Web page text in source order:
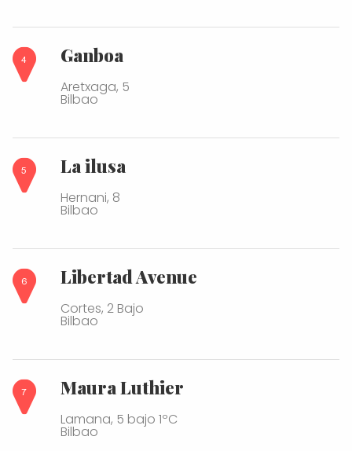
Ganboa
Aretxaga, 5
Bilbao
La ilusa
Hernani, 8
Bilbao
Libertad Avenue
Cortes, 2 Bajo
Bilbao
Maura Luthier
Lamana, 5 bajo 1ºC
Bilbao